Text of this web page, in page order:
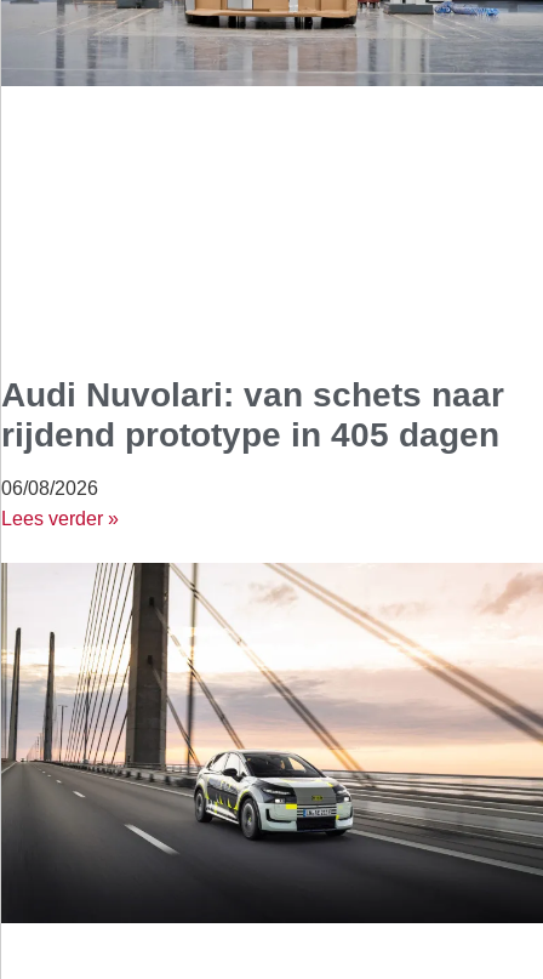
Audi Nuvolari: van schets naar
rijdend prototype in 405 dagen
06/08/2026
Lees verder »